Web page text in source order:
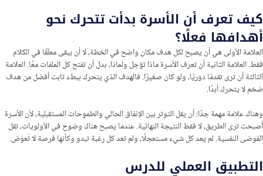
كيف تعرف أن الأسرة بدأت تتحرك نحو
أهدافها فعلًا؟
العلامة الأولى هي أن يصبح لكل هدف مكان واضح في الخطة، لا أن يبقى معلّقًا في الكلام
فقط. العلامة الثانية أن تعرف الأسرة ماذا تؤجل ولماذا، بدل أن تفتح كل الملفات معًا. العلامة
الثالثة أن ترى تقدمًا دوريًا، ولو كان صغيرًا. فالهدف الذي يتحرك ببطء ثابت أفضل من هدف
ضخم لا يتحرك أبدًا.
وهناك علامة مهمة جدًا: أن يقل التوتر بين الإنفاق الحالي والطموحات المستقبلية، لأن الأسرة
أصبحت ترى الطريق، لا فقط النتيجة النهائية. عندما يصبح هناك وضوح في الأولويات، تقل
الفوضى النفسية. لم يعد كل شيء مستعجلًا، ولم تعد كل رغبة تبدو وكأنها فرصة لا تُعوّض.
التطبيق العملي للدرس